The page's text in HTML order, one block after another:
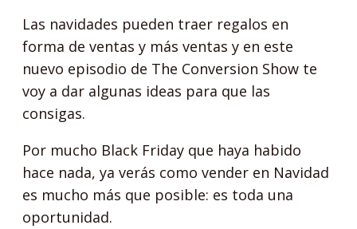
Las navidades pueden traer regalos en
forma de ventas y más ventas y en este
nuevo episodio de The Conversion Show te
voy a dar algunas ideas para que las
consigas.
Por mucho Black Friday que haya habido
hace nada, ya verás como vender en Navidad
es mucho más que posible: es toda una
oportunidad.